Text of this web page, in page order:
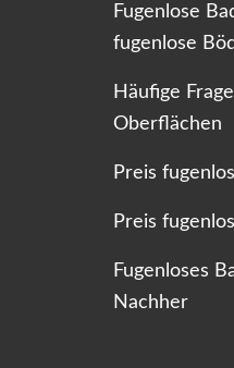
Fugenlose
fugenlose
Häufige
Oberflächen
Preis
Preis
Fugenloses
Nachher